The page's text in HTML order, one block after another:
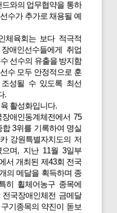
와의 업무협약을 통하
수가 추가로 채용될 예
체육회는 보다 적극적
애인선수들에게 취업
선수의 유출을 방지함
수 모두 안정적으로 훈
성될 수 있도록 최선
.
활성화입니다.
애인동계체전에서 75
3위를 기록하여 명실
강원특별자치도의 저
며, 지난 11월 3일부
서 개최된 제43회 전국
의 메달을 획득하며 종
히 휠체어농구 종목에
국장애인체전 금메달
기종목의 약진이 돋보